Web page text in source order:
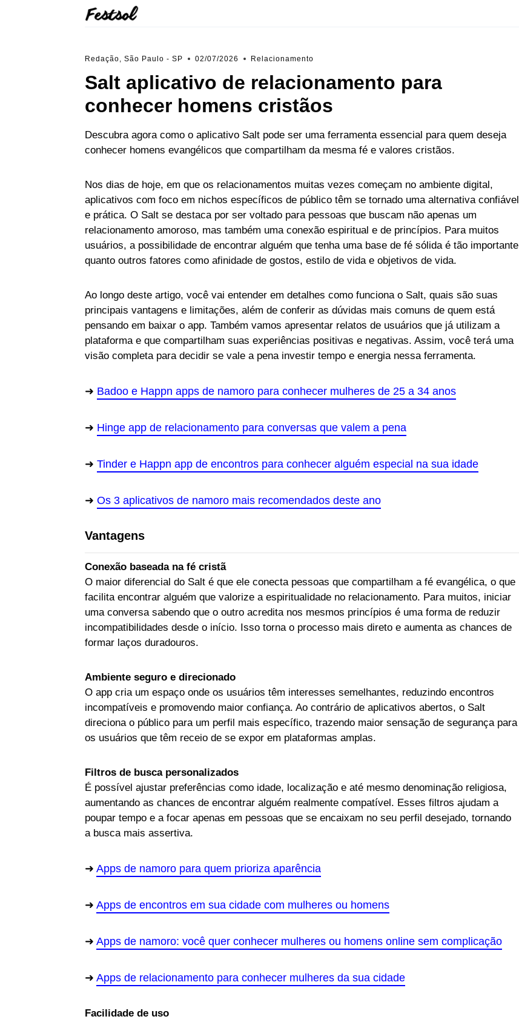
Redação, São Paulo - SP 02/07/2026 Relacionamento
Salt aplicativo de relacionamento para
conhecer homens cristãos
Descubra agora como o aplicativo Salt pode ser uma ferramenta essencial para quem deseja
conhecer homens evangélicos que compartilham da mesma fé e valores cristãos.
Nos dias de hoje, em que os relacionamentos muitas vezes começam no ambiente digital,
aplicativos com foco em nichos específicos de público têm se tornado uma alternativa confiável
e prática. O Salt se destaca por ser voltado para pessoas que buscam não apenas um
relacionamento amoroso, mas também uma conexão espiritual e de princípios. Para muitos
usuários, a possibilidade de encontrar alguém que tenha uma base de fé sólida é tão importante
quanto outros fatores como afinidade de gostos, estilo de vida e objetivos de vida.
Ao longo deste artigo, você vai entender em detalhes como funciona o Salt, quais são suas
principais vantagens e limitações, além de conferir as dúvidas mais comuns de quem está
pensando em baixar o app. Também vamos apresentar relatos de usuários que já utilizam a
plataforma e que compartilham suas experiências positivas e negativas. Assim, você terá uma
visão completa para decidir se vale a pena investir tempo e energia nessa ferramenta.
Badoo e Happn apps de namoro para conhecer mulheres de 25 a 34 anos
Hinge app de relacionamento para conversas que valem a pena
Tinder e Happn app de encontros para conhecer alguém especial na sua idade
Os 3 aplicativos de namoro mais recomendados deste ano
Vantagens
Conexão baseada na fé cristã
O maior diferencial do Salt é que ele conecta pessoas que compartilham a fé evangélica, o que
facilita encontrar alguém que valorize a espiritualidade no relacionamento. Para muitos, iniciar
uma conversa sabendo que o outro acredita nos mesmos princípios é uma forma de reduzir
incompatibilidades desde o início. Isso torna o processo mais direto e aumenta as chances de
formar laços duradouros.
Ambiente seguro e direcionado
O app cria um espaço onde os usuários têm interesses semelhantes, reduzindo encontros
incompatíveis e promovendo maior confiança. Ao contrário de aplicativos abertos, o Salt
direciona o público para um perfil mais específico, trazendo maior sensação de segurança para
os usuários que têm receio de se expor em plataformas amplas.
Filtros de busca personalizados
É possível ajustar preferências como idade, localização e até mesmo denominação religiosa,
aumentando as chances de encontrar alguém realmente compatível. Esses filtros ajudam a
poupar tempo e a focar apenas em pessoas que se encaixam no seu perfil desejado, tornando
a busca mais assertiva.
Apps de namoro para quem prioriza aparência
Apps de encontros em sua cidade com mulheres ou homens
Apps de namoro: você quer conhecer mulheres ou homens online sem complicação
Apps de relacionamento para conhecer mulheres da sua cidade
Facilidade de uso